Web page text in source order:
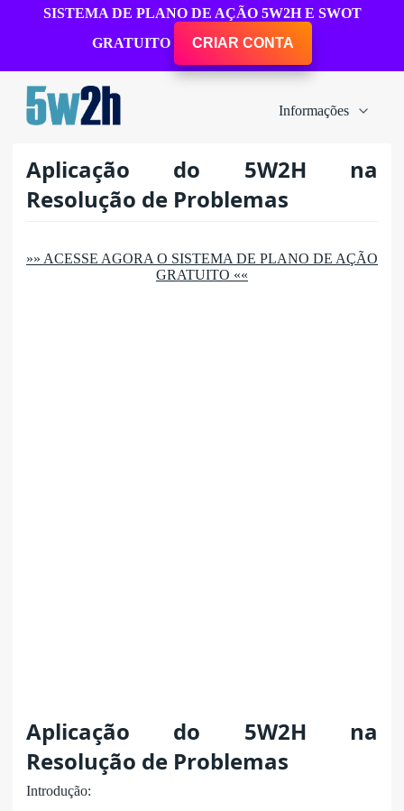
SISTEMA DE PLANO DE AÇÃO 5W2H E SWOT
GRATUITO
CRIAR CONTA
Informações
Aplicação do 5W2H na
Resolução de Problemas
»» ACESSE AGORA O SISTEMA DE PLANO DE AÇÃO
GRATUITO ««
Aplicação do 5W2H na
Resolução de Problemas
Introdução: